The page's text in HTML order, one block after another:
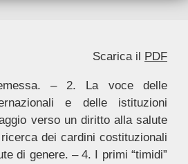
Scarica il PDF
– 2. La voce delle
e delle istituzioni
verso un diritto alla salute
dei cardini costituzionali
di genere. – 4. I primi “timidi”